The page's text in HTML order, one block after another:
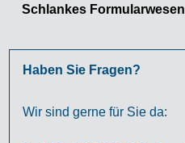
Schlankes Formularwesen
Haben Sie Fragen?
Wir sind gerne für Sie da: